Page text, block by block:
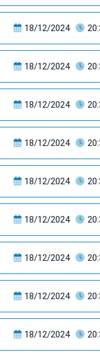
18/12/2024
18/12/2024
18/12/2024
18/12/2024
18/12/2024
18/12/2024
18/12/2024
18/12/2024
18/12/2024